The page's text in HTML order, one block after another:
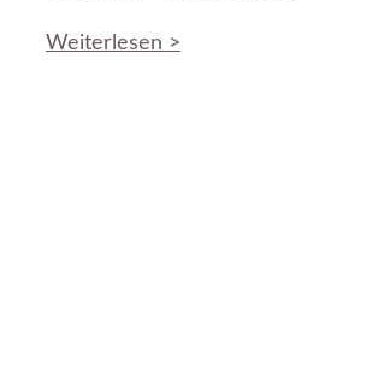
Weiterlesen >